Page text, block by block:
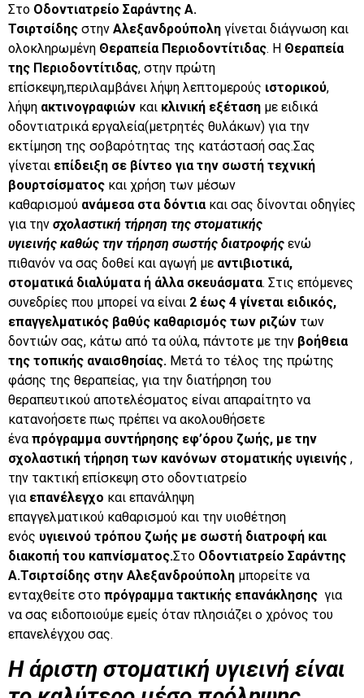
Στο Οδοντιατρείο Σαράντης Α.
Τσιρτσίδης στην Αλεξανδρούπολη γίνεται διάγνωση και
ολοκληρωμένη Θεραπεία Περιοδοντίτιδας. Η Θεραπεία
της Περιοδοντίτιδας, στην πρώτη
επίσκεψη,περιλαμβάνει λήψη λεπτομερούς ιστορικού,
λήψη ακτινογραφιών και κλινική εξέταση με ειδικά
οδοντιατρικά εργαλεία(μετρητές θυλάκων) για την
εκτίμηση της σοβαρότητας της κατάστασή σας.Σας
γίνεται επίδειξη σε βίντεο για την σωστή τεχνική
βουρτσίσματος και χρήση των μέσων
καθαρισμού ανάμεσα στα δόντια και σας δίνονται οδηγίες
για την σχολαστική τήρηση της στοματικής
υγιεινής καθώς την τήρηση σωστής διατροφής ενώ
πιθανόν να σας δοθεί και αγωγή με αντιβιοτικά,
στοματικά διαλύματα ή άλλα σκευάσματα. Στις επόμενες
συνεδρίες που μπορεί να είναι 2 έως 4 γίνεται ειδικός,
επαγγελματικός βαθύς καθαρισμός των ριζών των
δοντιών σας, κάτω από τα ούλα, πάντοτε με την βοήθεια
της τοπικής αναισθησίας. Μετά το τέλος της πρώτης
φάσης της θεραπείας, για την διατήρηση του
θεραπευτικού αποτελέσματος είναι απαραίτητο να
κατανοήσετε πως πρέπει να ακολουθήσετε
ένα πρόγραμμα συντήρησης εφ’όρου ζωής, με την
σχολαστική τήρηση των κανόνων στοματικής υγιεινής ,
την τακτική επίσκεψη στο οδοντιατρείο
για επανέλεγχο και επανάληψη
επαγγελματικού καθαρισμού και την υιοθέτηση
ενός υγιεινού τρόπου ζωής με σωστή διατροφή και
διακοπή του καπνίσματος.Στο Οδοντιατρείο Σαράντης
Α.Τσιρτσίδης στην Αλεξανδρούπολη μπορείτε να
ενταχθείτε στο πρόγραμμα τακτικής επανάκλησης για
να σας ειδοποιούμε εμείς όταν πλησιάζει ο χρόνος του
επανελέγχου σας.
Η άριστη στοματική υγιεινή είναι